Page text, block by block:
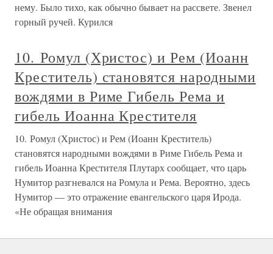
нему. Было тихо, как обычно бывает на рассвете. Звенел
горный ручей. Курился
10. Ромул (Христос) и Рем (Иоанн
Креститель) становятся народными
вождями в Риме Гибель Рема и
гибель Иоанна Крестителя
10. Ромул (Христос) и Рем (Иоанн Креститель)
становятся народными вождями в Риме Гибель Рема и
гибель Иоанна Крестителя Плутарх сообщает, что царь
Нумитор разгневался на Ромула и Рема. Вероятно, здесь
Нумитор — это отражение евангельского царя Ирода.
«Не обращая внимания